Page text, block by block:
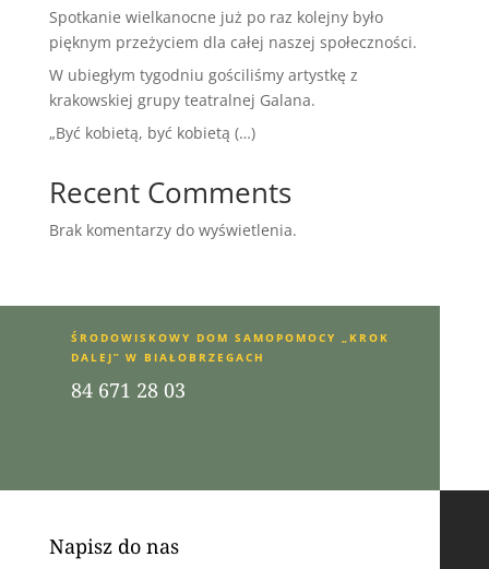
Spotkanie wielkanocne już po raz kolejny było
pięknym przeżyciem dla całej naszej społeczności.
W ubiegłym tygodniu gościliśmy artystkę z
krakowskiej grupy teatralnej Galana.
„Być kobietą, być kobietą (…)
Recent Comments
Brak komentarzy do wyświetlenia.
ŚRODOWISKOWY DOM SAMOPOMOCY „KROK
DALEJ” W BIAŁOBRZEGACH
84 671 28 03
Napisz do nas